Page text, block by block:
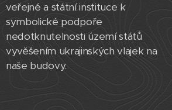
veřejné a státní instituce k
symbolické podpoře
nedotknutelnosti území států
vyvěšením ukrajinských vlajek na
naše budovy.